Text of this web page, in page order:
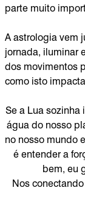
parte muito
A astrologia vem
jornada, iluminar
dos movimentos
como isto
Se a Lua sozinha
água do nosso
no nosso mundo
é entender a
bem, eu
Nos